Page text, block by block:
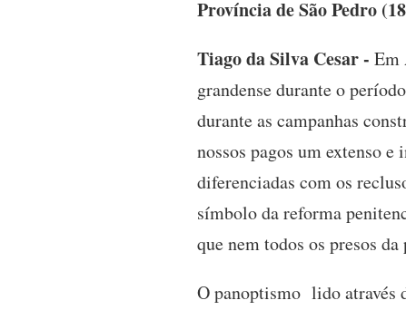
Província de São Pedro
Tiago da Silva Cesar - Em
grandense durante o
durante as campanhas
nossos pagos um extenso
diferenciadas com os
símbolo da reforma
que nem todos os presos
O panoptismo lido através